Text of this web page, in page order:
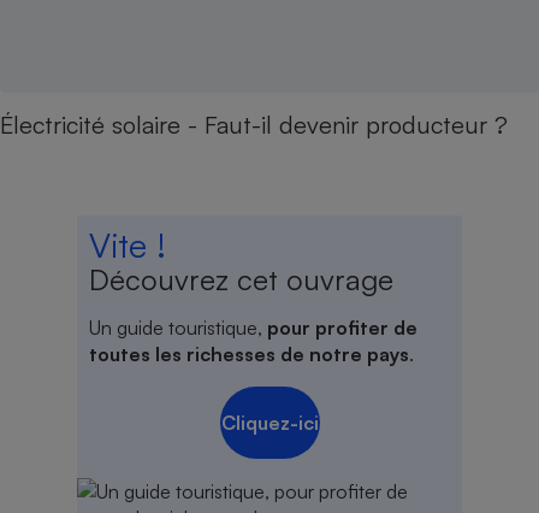
Électricité solaire - Faut-il devenir producteur ?
Vite !
Découvrez cet ouvrage
Un guide touristique, pour profiter de
toutes les richesses de notre pays.
Cliquez-ici